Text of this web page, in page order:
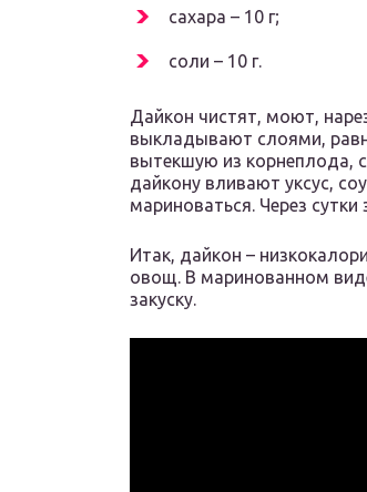
сахара – 10 г;
соли – 10 г.
Дайкон чистят, моют,
выкладывают слоями,
вытекшую из корнеплода,
дайкону вливают уксус,
мариноваться. Через сутки
Итак, дайкон –
овощ. В маринованном
закуску.